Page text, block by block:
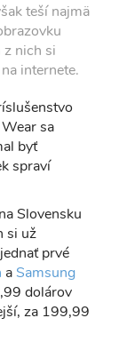
teší najmä
nich si
internete.
sa
byť
spraví
Slovensku
si už
prvé
aSamsung
dolárov
za 199,99